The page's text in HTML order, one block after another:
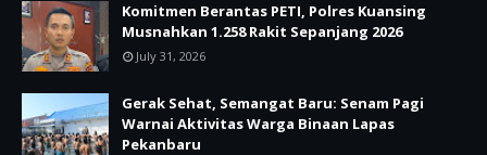
Komitmen Berantas PETI, Polres Kuansing
Musnahkan 1.258 Rakit Sepanjang 2026
July 31, 2026
Gerak Sehat, Semangat Baru: Senam Pagi
Warnai Aktivitas Warga Binaan Lapas
Pekanbaru